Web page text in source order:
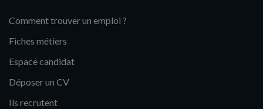
Comment trouver un emploi ?
Fiches métiers
Espace candidat
Déposer un CV
Ils recrutent